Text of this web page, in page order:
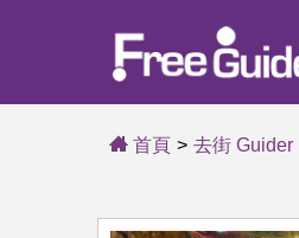
首頁 去街 Guider